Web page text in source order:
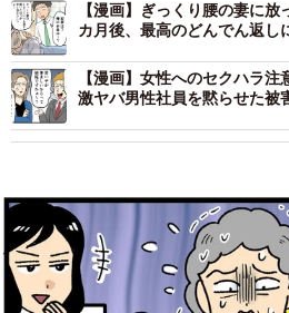
【漫画】ぎっくり腰の妻に
カ月後、最高のどんでん返し
【漫画】女性へのセクハラ注
激ヤバ男性社員を黙らせた被